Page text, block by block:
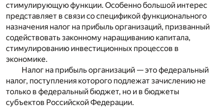
стимулирующую функции. Особенно большой интерес
представляет в связи со спецификой функционального
назначения налог на прибыль организаций, призванный
содействовать законному наращиванию капитала,
стимулированию инвестиционных процессов в
экономике.
Налог на прибыль организаций — это федеральный
налог, поступления которого подлежат зачислению не
только в федеральный бюджет, но и в бюджеты
субъектов Российской Федерации.